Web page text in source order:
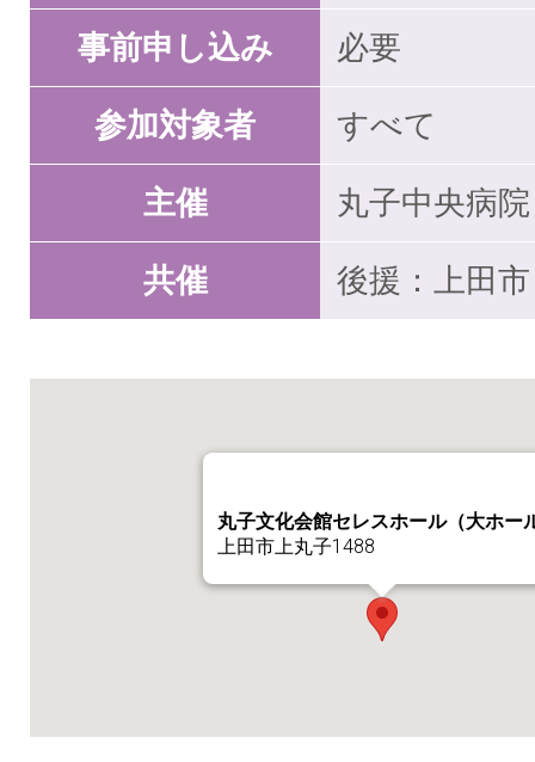
事前申し込み 必要
参加対象者 すべて
主催 丸子中央病院
共催 後援：上田市
丸子文化会館セレスホール（大ホー
上田市上丸子1488